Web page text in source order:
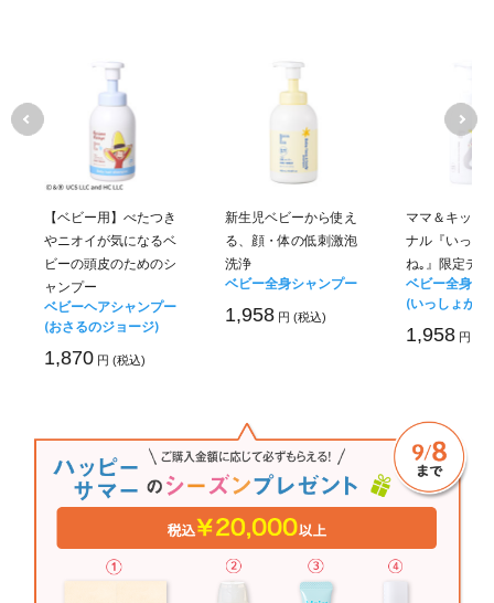
【ベビー用】べたつき
やニオイが気になるベ
ビーの頭皮のためのシ
ャンプー
ベビーヘアシャンプー
(おさるのジョージ)
1,870 円 (税込)
新生児ベビーから使え
る、顔・体の低刺激泡
洗浄
ベビー全身シャンプー
1,958 円 (税込)
ママ＆キッ
ナル『いっし
ね｡』限定デ
ベビー全身シ
(いっしょがい
1,958 円 (税